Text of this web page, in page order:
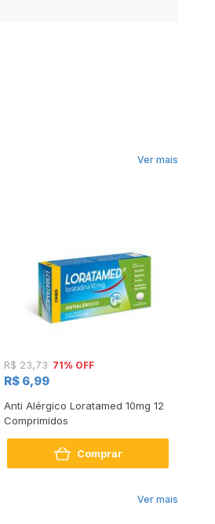
Ver mais
R$ 23,73 71% OFF
R$ 6,99
Anti Alérgico Loratamed 10mg 12
Comprimidos
Comprar
Ver mais